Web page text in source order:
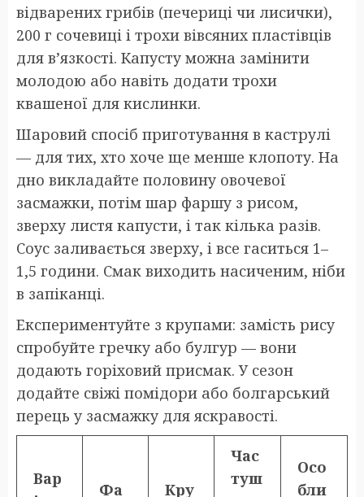
відварених грибів (печериці чи лисички),
200 г сочевиці і трохи вівсяних пластівців
для в’язкості. Капусту можна замінити
молодою або навіть додати трохи
квашеної для кислинки.
Шаровий спосіб приготування в каструлі
— для тих, хто хоче ще менше клопоту. На
дно викладайте половину овочевої
засмажки, потім шар фаршу з рисом,
зверху листя капусти, і так кілька разів.
Соус заливається зверху, і все гаситься 1–
1,5 години. Смак виходить насиченим, ніби
в запіканці.
Експериментуйте з крупами: замість рису
спробуйте гречку або булгур — вони
додають горіховий присмак. У сезон
додайте свіжі помідори або болгарський
перець у засмажку для яскравості.
Вар
Фа
Кру
Час
туш
Осо
бли